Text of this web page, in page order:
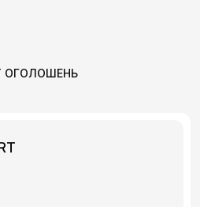
ОГОЛОШЕНЬ